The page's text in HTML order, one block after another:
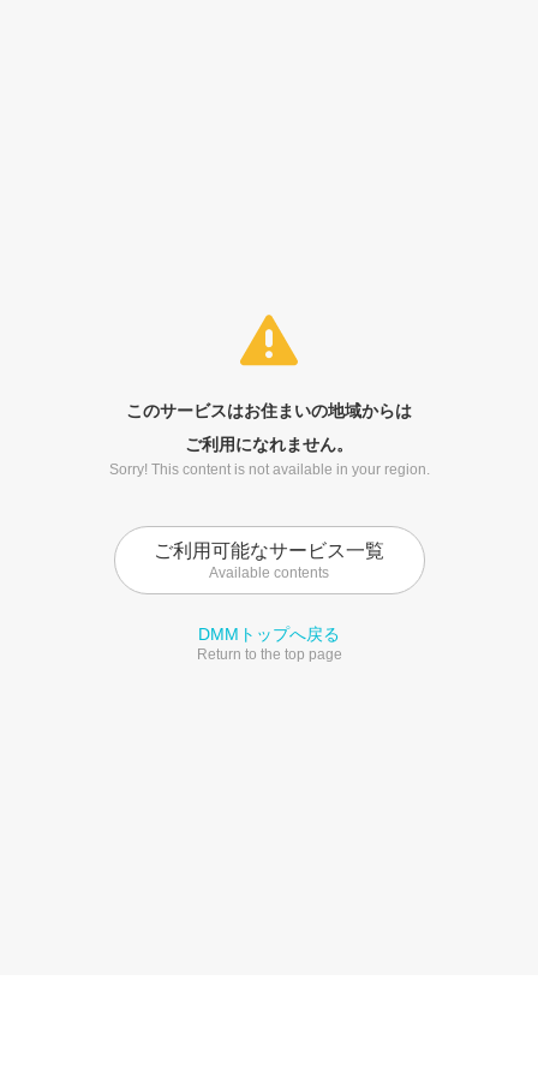
このサービスはお住まいの地域からは
ご利用になれません。
Sorry! This content is not available in your region.
ご利用可能なサービス一覧
Available contents
DMMトップへ戻る
Return to the top page